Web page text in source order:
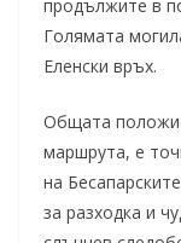
продължите в
Голямата
Еленски връх.
Общата
маршрута, e
на
за разходка и